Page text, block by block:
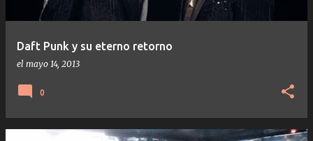
Daft Punk y su eterno retorno
el mayo 14, 2013
0